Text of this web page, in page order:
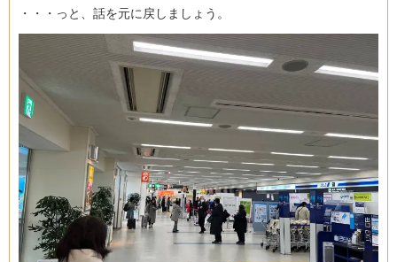
・・・っと、話を元に戻しましょう。